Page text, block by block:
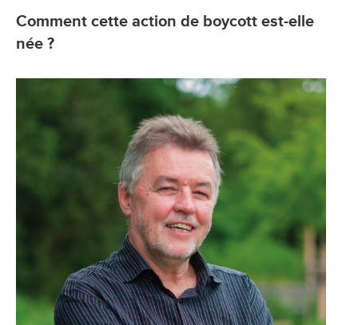
Comment cette action de boycott est-elle
née ?